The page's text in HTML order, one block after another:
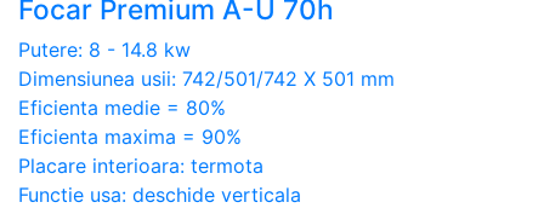
Focar Premium A-U 70h
Putere: 8 - 14.8 kw
Dimensiunea usii: 742/501/742 X 501 mm
Eficienta medie = 80%
Eficienta maxima = 90%
Placare interioara: termota
Functie usa: deschide verticala